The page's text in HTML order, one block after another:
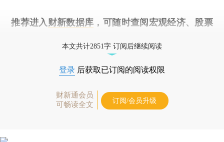
推荐进入 财新数据库 ，可随时查阅宏观经济、股票
本文共计2851字 订阅后继续阅读
登录 后获取已订阅的阅读权限
财新通会员
可畅读全文
订阅/会员升级